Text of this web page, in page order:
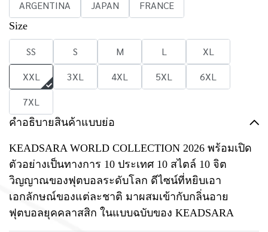
ARGENTINA
JAPAN FRANCE
Size
SS S M L
XL
XXL
3XL 4XL 5XL
6XL
7XL
คำอธิบายสินค้าแบบย่อ
KEADSARA WORLD COLLECTION 2026 พร้อมเปิด
ตัวอย่างเป็นทางการ 10 ประเทศ 10 สไตล์ 10 จิต
วิญญาณของฟุตบอลระดับโลก ดีไซน์ที่หยิบเอา
เอกลักษณ์ของแต่ละชาติ มาผสมเข้ากับกลิ่นอาย
ฟุตบอลยุคคลาสสิก ในแบบฉบับของ KEADSARA